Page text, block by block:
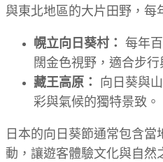
與東北地區的大片田野，每
幌立向日葵村：
每年
闊金色視野，適合步行
藏王高原：
向日葵與
彩與氣候的獨特景致。
日本的向日葵節通常包含
動，讓遊客體驗文化與自然